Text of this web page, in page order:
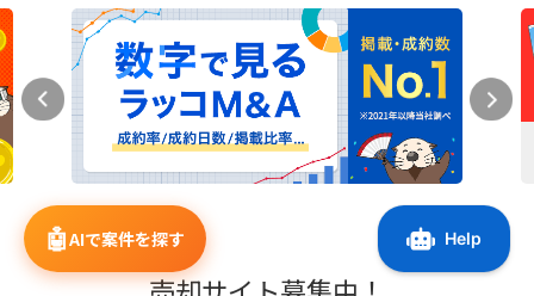
🤖AIで案件を探す